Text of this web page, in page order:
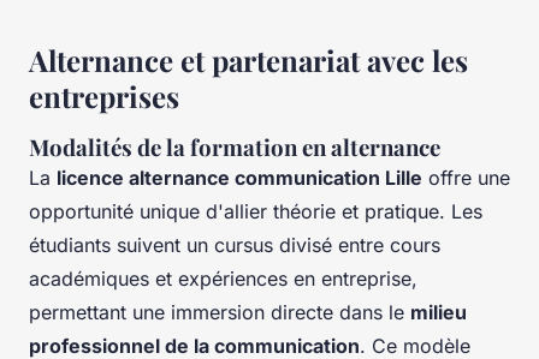
Alternance et partenariat avec les
entreprises
Modalités de la formation en alternance
La licence alternance communication Lille offre une
opportunité unique d'allier théorie et pratique. Les
étudiants suivent un cursus divisé entre cours
académiques et expériences en entreprise,
permettant une immersion directe dans le milieu
professionnel de la communication. Ce modèle